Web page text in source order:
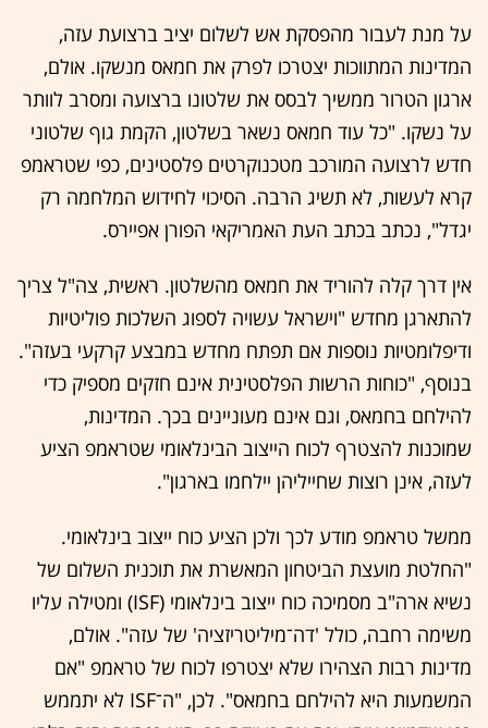
על מנת לעבור מהפסקת אש לשלום יציב ברצועת עזה,
המדינות המתווכות יצטרכו לפרק את חמאס מנשקו. אולם,
ארגון הטרור ממשיך לבסס את שלטונו ברצועה ומסרב לוותר
על נשקו. "כל עוד חמאס נשאר בשלטון, הקמת גוף שלטוני
חדש לרצועה המורכב מטכנוקרטים פלסטינים, כפי שטראמפ
קרא לעשות, לא תשיג הרבה. הסיכוי לחידוש המלחמה רק
יגדל", נכתב בכתב העת האמריקאי הפורן אפיירס.
אין דרך קלה להוריד את חמאס מהשלטון. ראשית, צה"ל צריך
להתארגן מחדש "וישראל עשויה לספוג השלכות פוליטיות
ודיפלומטיות נוספות אם תפתח מחדש במבצע קרקעי בעזה".
בנוסף, "כוחות הרשות הפלסטינית אינם חזקים מספיק כדי
להילחם בחמאס, וגם אינם מעוניינים בכך. המדינות,
שמוכנות להצטרף לכוח הייצוב הבינלאומי שטראמפ הציע
לעזה, אינן רוצות שחייליהן יילחמו בארגון".
ממשל טראמפ מודע לכך ולכן הציע כוח ייצוב בינלאומי.
"החלטת מועצת הביטחון המאשרת את תוכנית השלום של
נשיא ארה"ב מסמיכה כוח ייצוב בינלאומי (ISF) ומטילה עליו
משימה רחבה, כולל 'דה־מיליטריזציה' של עזה". אולם,
מדינות רבות הצהירו שלא יצטרפו לכוח של טראמפ "אם
המשמעות היא להילחם בחמאס". לכן, "ה־ISF לא יתממש